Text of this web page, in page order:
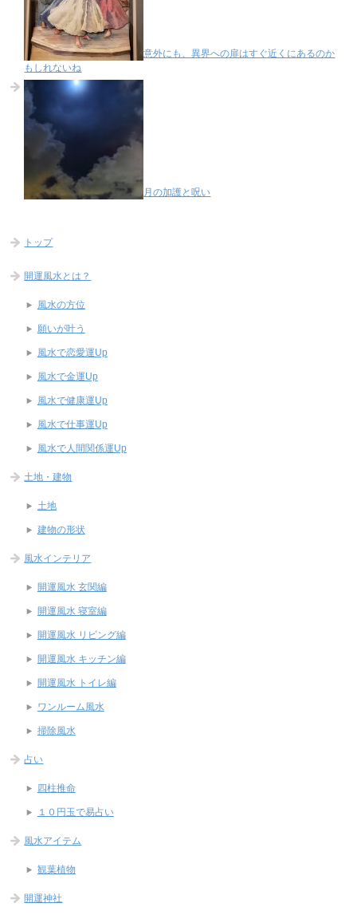
意外にも、異界への扉はすぐ近くにあるのか
もしれないね
月の加護と呪い
トップ
開運風水とは？
風水の方位
願いが叶う
風水で恋愛運Up
風水で金運Up
風水で健康運Up
風水で仕事運Up
風水で人間関係運Up
土地・建物
土地
建物の形状
風水インテリア
開運風水 玄関編
開運風水 寝室編
開運風水 リビング編
開運風水 キッチン編
開運風水 トイレ編
ワンルーム風水
掃除風水
占い
四柱推命
１０円玉で易占い
風水アイテム
観葉植物
開運神社